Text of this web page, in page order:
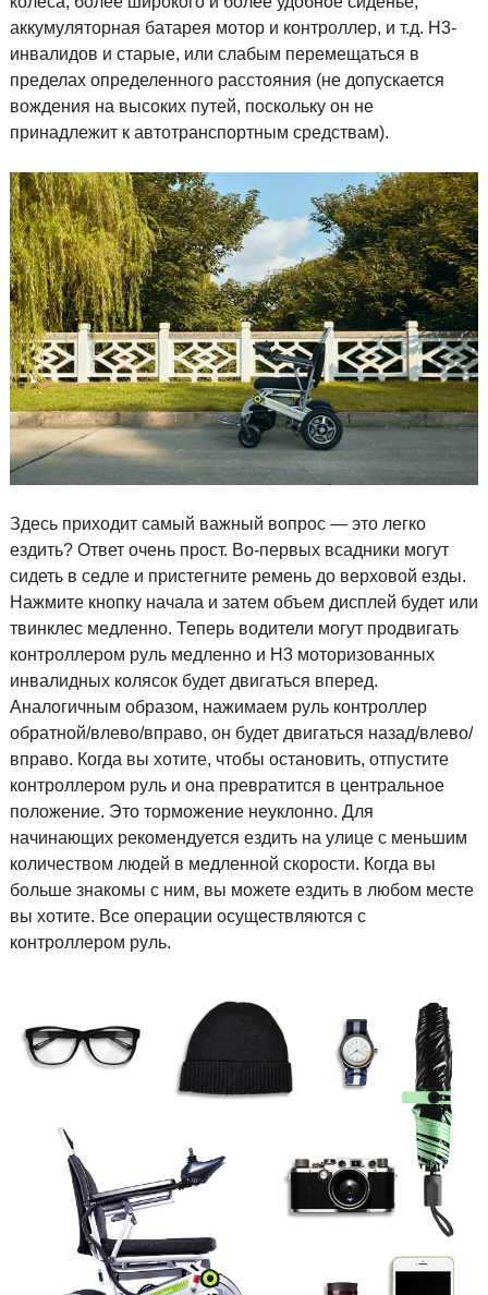
аккумуляторная батарея мотор и контроллер, и т.д. H3-
инвалидов и старые, или слабым перемещаться в
пределах определенного расстояния (не допускается
вождения на высоких путей, поскольку он не
принадлежит к автотранспортным средствам).
Здесь приходит самый важный вопрос — это легко
ездить? Ответ очень прост. Во-первых всадники могут
сидеть в седле и пристегните ремень до верховой езды.
Нажмите кнопку начала и затем объем дисплей будет или
твинклес медленно. Теперь водители могут продвигать
контроллером руль медленно и H3 моторизованных
инвалидных колясок будет двигаться вперед.
Аналогичным образом, нажимаем руль контроллер
обратной/влево/вправо, он будет двигаться назад/влево/
вправо. Когда вы хотите, чтобы остановить, отпустите
контроллером руль и она превратится в центральное
положение. Это торможение неуклонно. Для
начинающих рекомендуется ездить на улице с меньшим
количеством людей в медленной скорости. Когда вы
больше знакомы с ним, вы можете ездить в любом месте
вы хотите. Все операции осуществляются с
контроллером руль.